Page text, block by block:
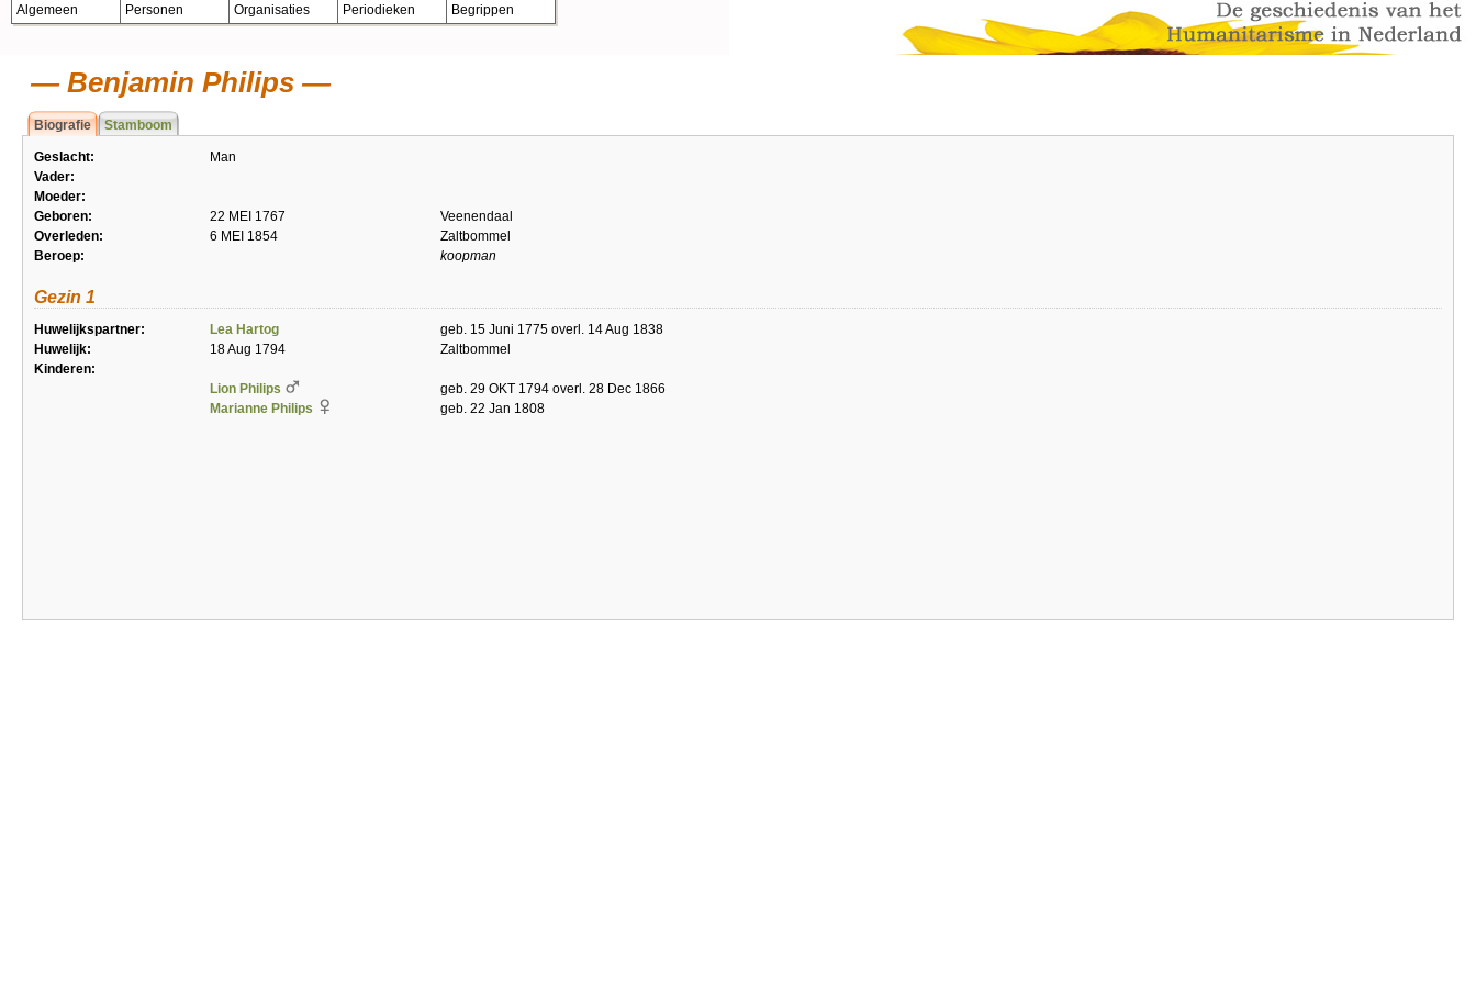
Algemeen Personen Organisaties Periodieken Begrippen
Benjamin Philips
Biografie Stamboom
Geslacht:
Man
Vader:
Moeder:
Geboren:
22 MEI 1767
Veenendaal
Overleden:
6 MEI 1854
Zaltbommel
Beroep:
koopman
Gezin 1
Huwelijkspartner: Lea Hartog
geb. 15 Juni 1775 overl. 14 Aug 1838
Huwelijk:
18 Aug 1794
Zaltbommel
Kinderen:
Lion Philips
geb. 29 OKT 1794 overl. 28 Dec 1866
Marianne Philips
geb. 22 Jan 1808